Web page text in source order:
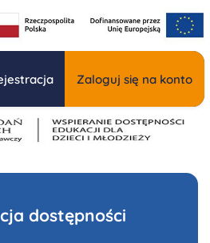
wyszukiwarkiZaloguj się na konto
dostępności